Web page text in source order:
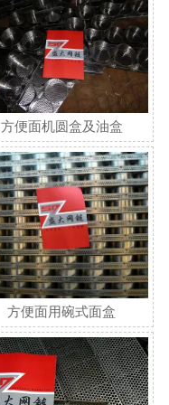
方便面机圆盒及油盒
方便面用碗式面盒